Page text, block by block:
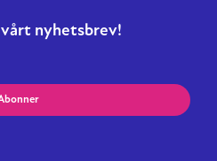
nyhetsbrev!